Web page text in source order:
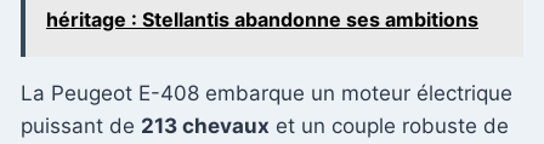
héritage : Stellantis abandonne ses ambitions
La Peugeot E-408 embarque un moteur électrique
puissant de 213 chevaux et un couple robuste de